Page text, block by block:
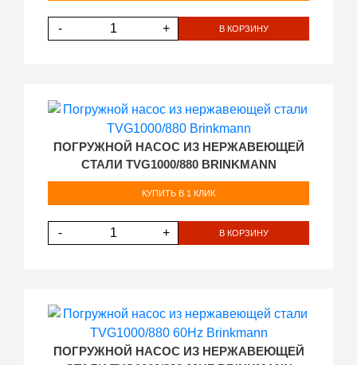
- + В КОРЗИНУ
ПОГРУЖНОЙ НАСОС ИЗ НЕРЖАВЕЮЩЕЙ
СТАЛИ TVG1000/880 BRINKMANN
КУПИТЬ В 1 КЛИК
- + В КОРЗИНУ
ПОГРУЖНОЙ НАСОС ИЗ НЕРЖАВЕЮЩЕЙ